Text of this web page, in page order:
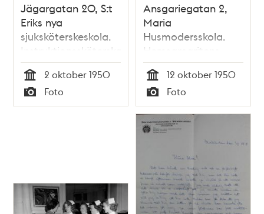
Jägargatan 20, S:t
Eriks nya
sjuksköterskeskola.
Instruktionssköterska
Astrid
Landtmansson och
föreståndarinna
Anna Dahlström
Tid
2 oktober 1950
Typ
Foto
Ansgariegatan 2,
Maria
Husmodersskola.
Hemsamaritens
kursavslutning
Tid
12 oktober 1950
Typ
Foto